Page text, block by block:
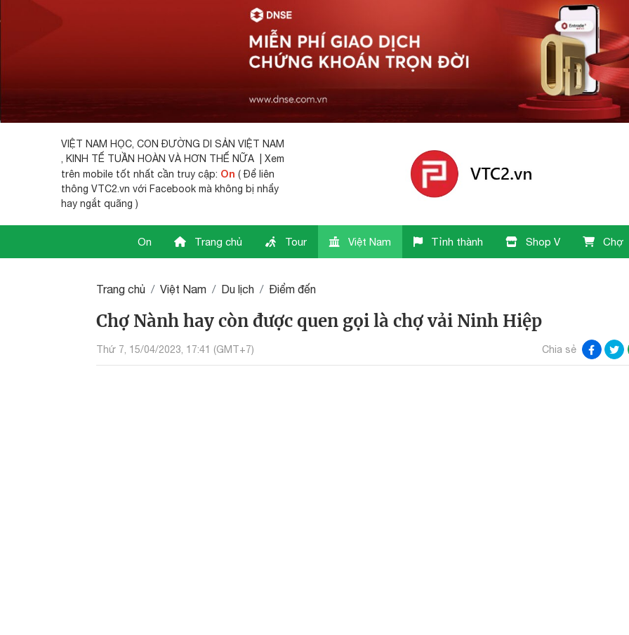
VIỆT NAM HỌC, CON ĐƯỜNG DI SẢN VIỆT NAM
, KINH TẾ TUẦN HOÀN VÀ HƠN THẾ NỮA | Xem
trên mobile tốt nhất cần truy cập: On ( Để liên
thông VTC2.vn với Facebook mà không bị nhẩy
hay ngắt quãng )
On Trang chủ Tour Việt Nam Tỉnh thành Shop V Chợ
Trang chủ Việt Nam Du lịch Điểm đến
Chợ Nành hay còn được quen gọi là chợ vải Ninh Hiệp
Thứ 7, 15/04/2023, 17:41 (GMT+7) Chia sẻ